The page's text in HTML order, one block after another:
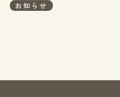
お知らせ